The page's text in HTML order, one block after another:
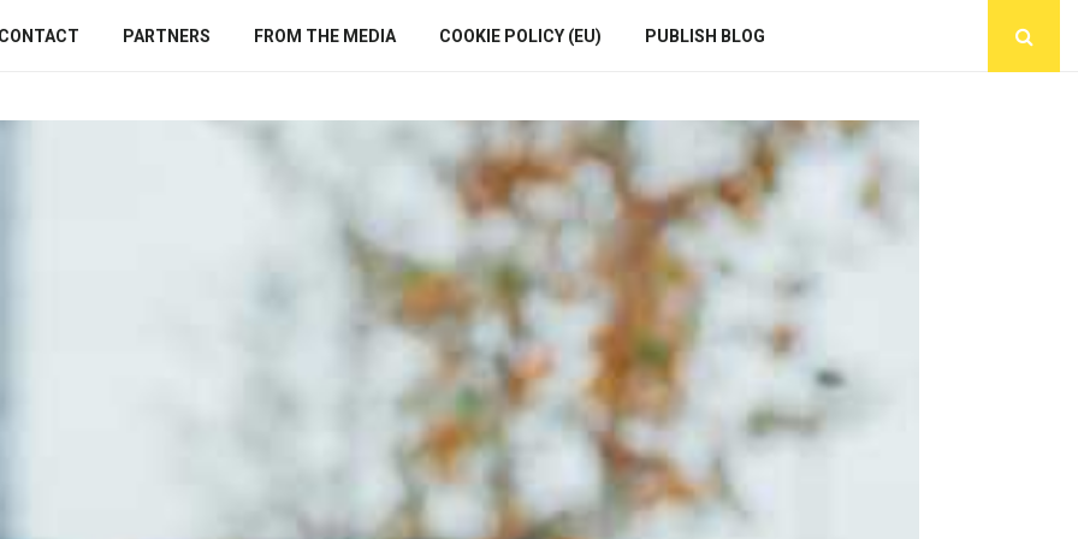
PARTNERS FROM THE MEDIA COOKIE POLICY (EU) PUBLISH BLOG